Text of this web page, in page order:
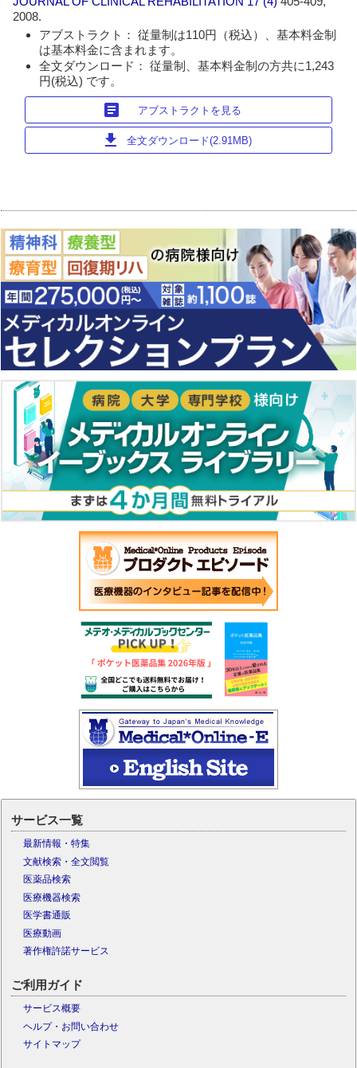
2008.
アブストラクト： 従量制は110円（税込）、基本料金制
は基本料金に含まれます。
全文ダウンロード： 従量制、基本料金制の方共に1,243
円(税込) です。
article アブストラクトを見る
download 全文ダウンロード(2.91MB)
サービス一覧
最新情報・特集
文献検索・全文閲覧
医薬品検索
医療機器検索
医学書通販
医療動画
著作権許諾サービス
ご利用ガイド
サービス概要
ヘルプ・お問い合わせ
サイトマップ